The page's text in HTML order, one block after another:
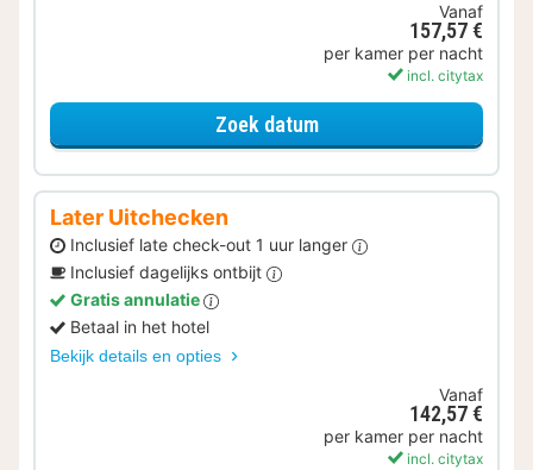
Vanaf
157,57 €
per kamer per nacht
incl. citytax
Zoek datumvoor Geniet van de
Later Uitchecken
Inclusief late check-out 1 uur langer
Inclusief dagelijks ontbijt
Gratis annulatie
Betaal in het hotel
Bekijk details en opties
Vanaf
142,57 €
per kamer per nacht
incl. citytax